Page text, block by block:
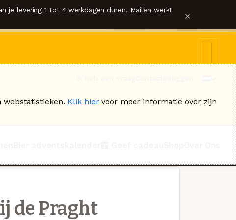
je levering 1 tot 4 werkdagen duren. Mailen werkt ×
de Praght
webstatistieken. Klik hier voor meer informatie over zijn